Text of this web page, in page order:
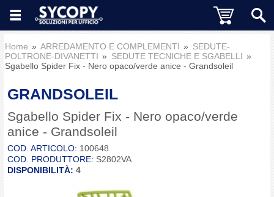
Home ARREDAMENTO E COMPLEMENTI
SEDUTE-
POLTRONE-DIVANETTI
SEDUTE TECNICHE E SGABELLI
Sgabello Spider Fix - Nero opaco/verde anice - Grandsoleil
GRANDSOLEIL
Sgabello Spider Fix - Nero opaco/verde
anice - Grandsoleil
COD. ARTICOLO: 100648
COD. PRODUTTORE: S2802VA
DISPONIBILITÀ: 4